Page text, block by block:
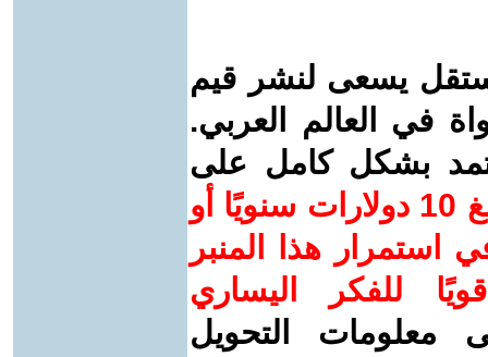
يسعى لنشر قيم
في العالم العربي.
بشكل كامل على
ساهم/ي معنا! بدعمكم بمبلغ 10 دولارات سنويًا أو
استمرار هذا المنبر
للفكر اليساري
معلومات التحويل